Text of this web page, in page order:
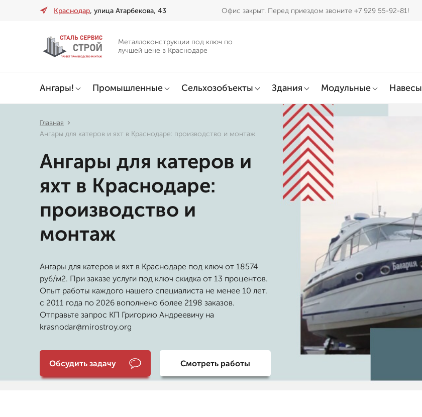
Краснодар, улица Атарбекова, 43 Офис закрыт. Перед приездом звоните +7 929 55-92-81!
Металлоконструкции под ключ по
лучшей цене в Краснодаре
Ангары! Промышленные Сельхозобъекты Здания Модульные Навесы
Главная
Ангары для катеров и яхт в Краснодаре: производство и монтаж
Ангары для катеров и
яхт в Краснодаре:
производство и
монтаж
Ангары для катеров и яхт в Краснодаре под ключ от 18574
руб/м2. При заказе услуги под ключ скидка от 13 процентов.
Опыт работы каждого нашего специалиста не менее 10 лет.
с 2011 года по 2026 вополнено более 2198 заказов.
Отправьте запрос КП Григорию Андреевичу на
krasnodar@mirostroy.org
Обсудить задачу Смотреть работы